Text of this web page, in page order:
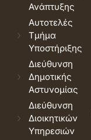
Ανάπτυξης
Αυτοτελές
Τμήμα
Υποστήριξης
Διεύθυνση
Δημοτικής
Αστυνομίας
Διεύθυνση
Διοικητικών
Υπηρεσιών